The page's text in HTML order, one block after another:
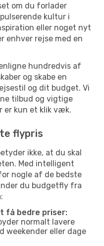
om du forlader
kultur i
eller noget nyt
enhver rejse med en
hundredvis af
og skabe en
og dit budget. Vi
tilbud og vigtige
er kun et klik væk.
flypris
ikke, at du skal
Med intelligent
nogle af de bedste
du budgetfly fra
få bedre priser:
normalt lavere
weekender eller dage